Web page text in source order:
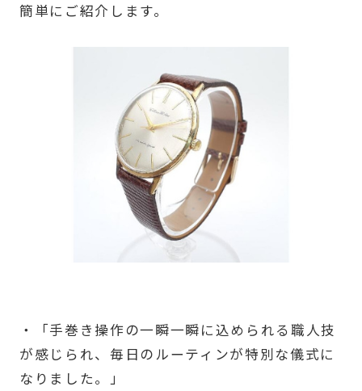
簡単にご紹介します。
・「手巻き操作の一瞬一瞬に込められる職人技
が感じられ、毎日のルーティンが特別な儀式に
なりました。」